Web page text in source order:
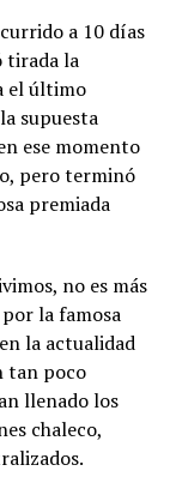
a 10 días
tirada la
el último
supuesta
ese momento
pero terminó
premiada
no es más
la famosa
la actualidad
tan poco
llenado los
chaleco,